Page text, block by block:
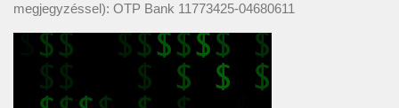
megjegyzéssel): OTP Bank 11773425-04680611